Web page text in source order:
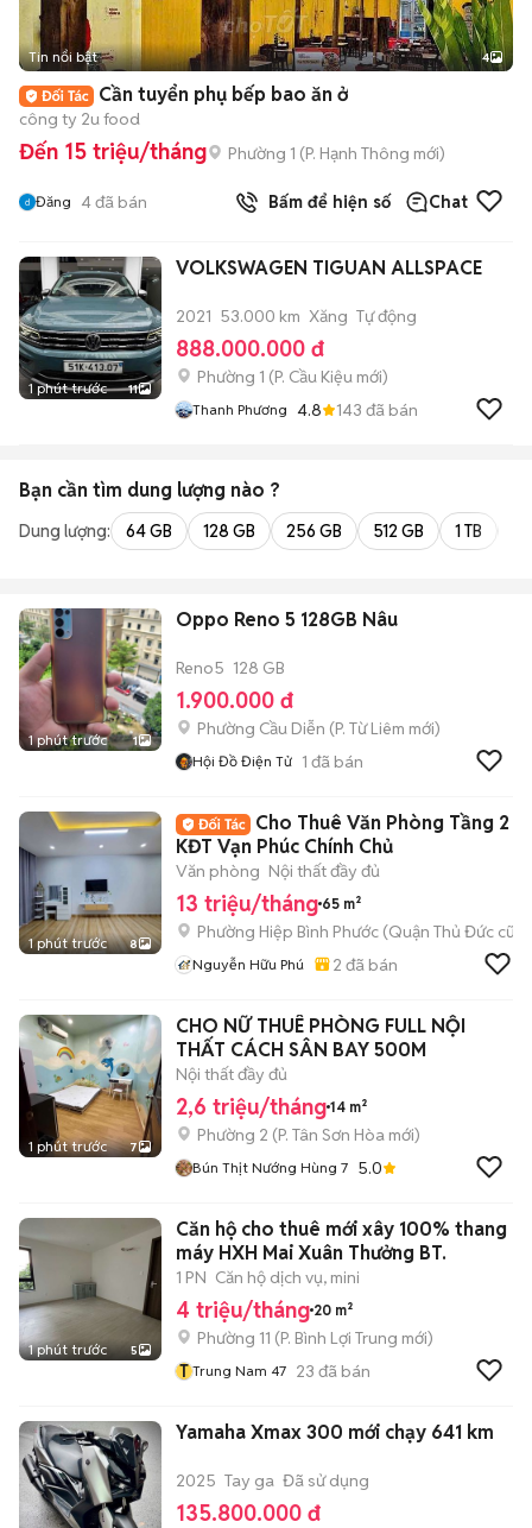
Tin nổi bật 4
Cần tuyển phụ bếp bao ăn ở
công ty 2u food
Đến 15 triệu/tháng Phường 1 (P. Hạnh Thông mới)
Đăng 4đã bán Bấm để hiện số Chat
1 phút trước 11
VOLKSWAGEN TIGUAN ALLSPACE
2021 53.000 km Xăng Tự động
888.000.000 đ
Phường 1 (P. Cầu Kiệu mới)
Thanh Phương 4.8 143 đã bán
Bạn cần tìm dung lượng nào ?
Dung lượng: 64 GB 128 GB 256 GB 512 GB 1 TB
1 phút trước 1
Oppo Reno 5 128GB Nâu
Reno5 128 GB
1.900.000 đ
Phường Cầu Diễn (P. Từ Liêm mới)
Hội Đồ Điện Tử 1 đã bán
1 phút trước 8
Cho Thuê Văn Phòng Tầng 2
KĐT Vạn Phúc Chính Chủ
Văn phòng Nội thất đầy đủ
13 triệu/tháng 65 m²
Phường Hiệp Bình Phước (Quận Thủ Đức cũ)
Nguyễn Hữu Phú 2 đã bán
1 phút trước 7
CHO NỮ THUÊ PHÒNG FULL NỘI
THẤT CÁCH SÂN BAY 500M
Nội thất đầy đủ
2,6 triệu/tháng 14 m²
Phường 2 (P. Tân Sơn Hòa mới)
Bún Thịt Nướng Hùng 7 5.0
1 phút trước 5
Căn hộ cho thuê mới xây 100% thang
máy HXH Mai Xuân Thưởng BT.
1 PN Căn hộ dịch vụ, mini
4 triệu/tháng 20 m²
Phường 11 (P. Bình Lợi Trung mới)
T Trung Nam 47 23 đã bán
Yamaha Xmax 300 mới chạy 641 km
2025 Tay ga Đã sử dụng
135.800.000 đ